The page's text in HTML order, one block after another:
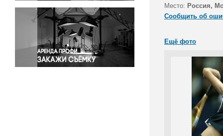
Светская жизнь
Спорт
Экология
Экономика и бизнес
Место: Россия,
Сообщить об
Ещё фото